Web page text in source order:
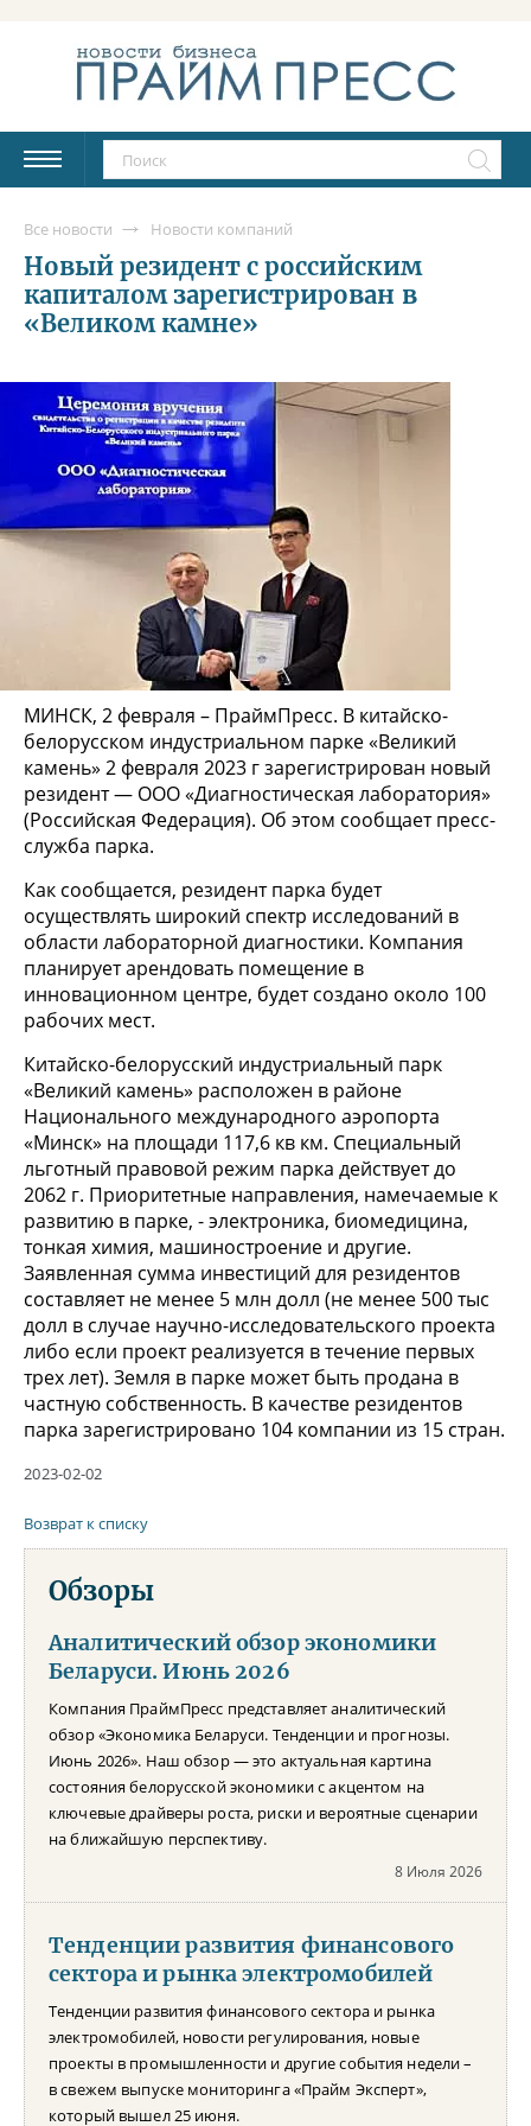
Все новости Новости компаний
Новый резидент с российским
капиталом зарегистрирован в
«Великом камне»
МИНСК, 2 февраля – ПраймПресс. В китайско-
белорусском индустриальном парке «Великий
камень» 2 февраля 2023 г зарегистрирован новый
резидент — ООО «Диагностическая лаборатория»
(Российская Федерация). Об этом сообщает пресс-
служба парка.
Как сообщается, резидент парка будет
осуществлять широкий спектр исследований в
области лабораторной диагностики. Компания
планирует арендовать помещение в
инновационном центре, будет создано около 100
рабочих мест.
Китайско-белорусский индустриальный парк
«Великий камень» расположен в районе
Национального международного аэропорта
«Минск» на площади 117,6 кв км. Специальный
льготный правовой режим парка действует до
2062 г. Приоритетные направления, намечаемые к
развитию в парке, - электроника, биомедицина,
тонкая химия, машиностроение и другие.
Заявленная сумма инвестиций для резидентов
составляет не менее 5 млн долл (не менее 500 тыс
долл в случае научно-исследовательского проекта
либо если проект реализуется в течение первых
трех лет). Земля в парке может быть продана в
частную собственность. В качестве резидентов
парка зарегистрировано 104 компании из 15 стран.
2023-02-02
Возврат к списку
Обзоры
Аналитический обзор экономики
Беларуси. Июнь 2026
Компания ПраймПресс представляет аналитический
обзор «Экономика Беларуси. Тенденции и прогнозы.
Июнь 2026». Наш обзор — это актуальная картина
состояния белорусской экономики с акцентом на
ключевые драйверы роста, риски и вероятные сценарии
на ближайшую перспективу.
8 Июля 2026
Тенденции развития финансового
сектора и рынка электромобилей
Тенденции развития финансового сектора и рынка
электромобилей, новости регулирования, новые
проекты в промышленности и другие события недели –
в свежем выпуске мониторинга «Прайм Эксперт»,
который вышел 25 июня.